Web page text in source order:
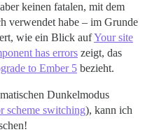
keinen fatalen, mit dem
verwendet habe – im Grunde
wie ein Blick aufYour site
has errors zeigt, das
to Ember 5 bezieht.
Dunkelmodus
scheme switching), kann ich